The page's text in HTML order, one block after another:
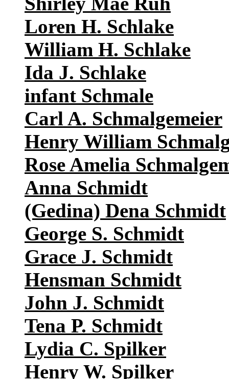
Loren H. Schlake
William H. Schlake
Ida J. Schlake
infant Schmale
Carl A. Schmalgemeier
Henry William
Rose Amelia
Anna Schmidt
(Gedina) Dena Schmidt
George S. Schmidt
Grace J. Schmidt
Hensman Schmidt
John J. Schmidt
Tena P. Schmidt
Lydia C. Spilker
Henry W. Spilker